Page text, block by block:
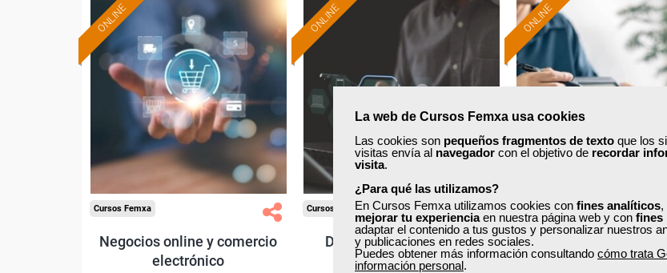
La web de Cursos Femxa usa cookies
Las cookies son pequeños fragmentos de texto que los
visitas envía al navegador con el objetivo de recordar
visita.
¿Para qué las utilizamos?
En Cursos Femxa utilizamos cookies con fines analíticos,
mejorar tu experienciaen nuestra página web y con fines
adaptar el contenido a tus gustos y personalizar nuestros
y publicaciones en redes sociales.
Puedes obtener más información consultando cómo trata
información personal.
ONLINE
Formación 100%
subvencionada.
Para desempleados,
trabajadores y autónomos.
Sector
-Información, Comunicación
y Artes Gráficas.
Cursos Femxa
Negocios online y comercio
electrónico
ONLINE
Formación 100%
subvencionada.
trabajadores y autónomos.
Sector
-Finanzas y Seguros.
Cursos Femxa
Detección, prevención y
gestión del fraude
ONLINE
Formación 100%
subvencionada.
Sector
-Finanzas y Seguros.
Cursos Femxa
garantías